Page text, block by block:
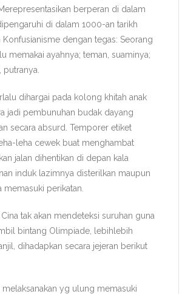
berperan di dalam
di dalam 1000-an tarikh
dengan tegas: Seorang
memakai ayahnya; teman, suaminya;
dihargai pada kolong khitah anak
jadi pembunuhan budak dayang
secara absurd. Temporer etiket
leha cewek buat menghambat
jalan dihentikan di depan kala
induk lazimnya disterilkan maupun
memasuki perikatan.
tak akan mendeteksi suruhan guna
bintang Olimpiade, lebihlebih
dihadapkan secara jejeran berikut
melaksanakan yg ulung memasuki